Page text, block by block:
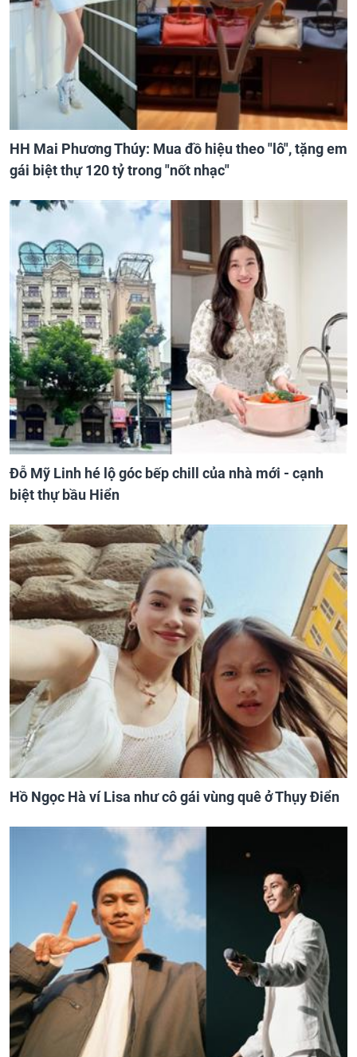
HH Mai Phương Thúy: Mua đồ hiệu theo "lô", tặng em
gái biệt thự 120 tỷ trong "nốt nhạc"
Đỗ Mỹ Linh hé lộ góc bếp chill của nhà mới - cạnh
biệt thự bầu Hiển
Hồ Ngọc Hà ví Lisa như cô gái vùng quê ở Thụy Điển